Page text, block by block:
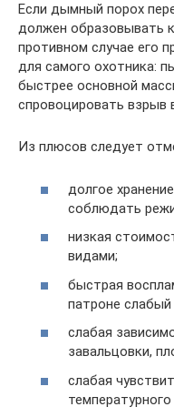
Если дымный порох
должен образовывать
противном случае его
для самого охотника:
быстрее основной
спровоцировать взрыв
Из плюсов следует
долгое
соблюдать
низкая
видами;
быстрая
патроне
слабая
завальцовки,
слабая